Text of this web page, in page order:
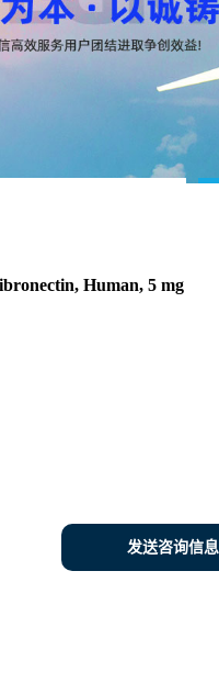
Human, 5 mg
发送咨询信息